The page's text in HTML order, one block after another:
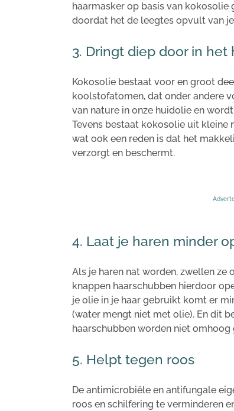
haarmasker op basis van
doordat het de leegtes opvult van
3. Dringt diep door in het
Kokosolie bestaat voor en groot
koolstofatomen, dat onder andere
van nature in onze huidolie en
Tevens bestaat kokosolie uit kleine
wat ook een reden is dat het
verzorgt en beschermt.
4. Laat je haren minder
Als je haren nat worden, zwellen ze
knappen haarschubben hierdoor
je olie in je haar gebruikt komt er
(water mengt niet met olie). En dit
haarschubben worden niet
5. Helpt tegen roos
De antimicrobiële en antifungale
roos en schilfering te verminderen